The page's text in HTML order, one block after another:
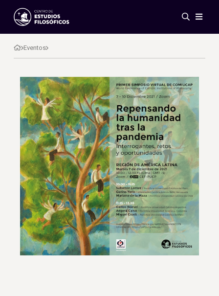
Eventos
Novedades
Investigación
Redes
Publicaciones
Galería
ES
EN
Acerca de nosotros
Miembros
Reglamento
Convenios
Eventos